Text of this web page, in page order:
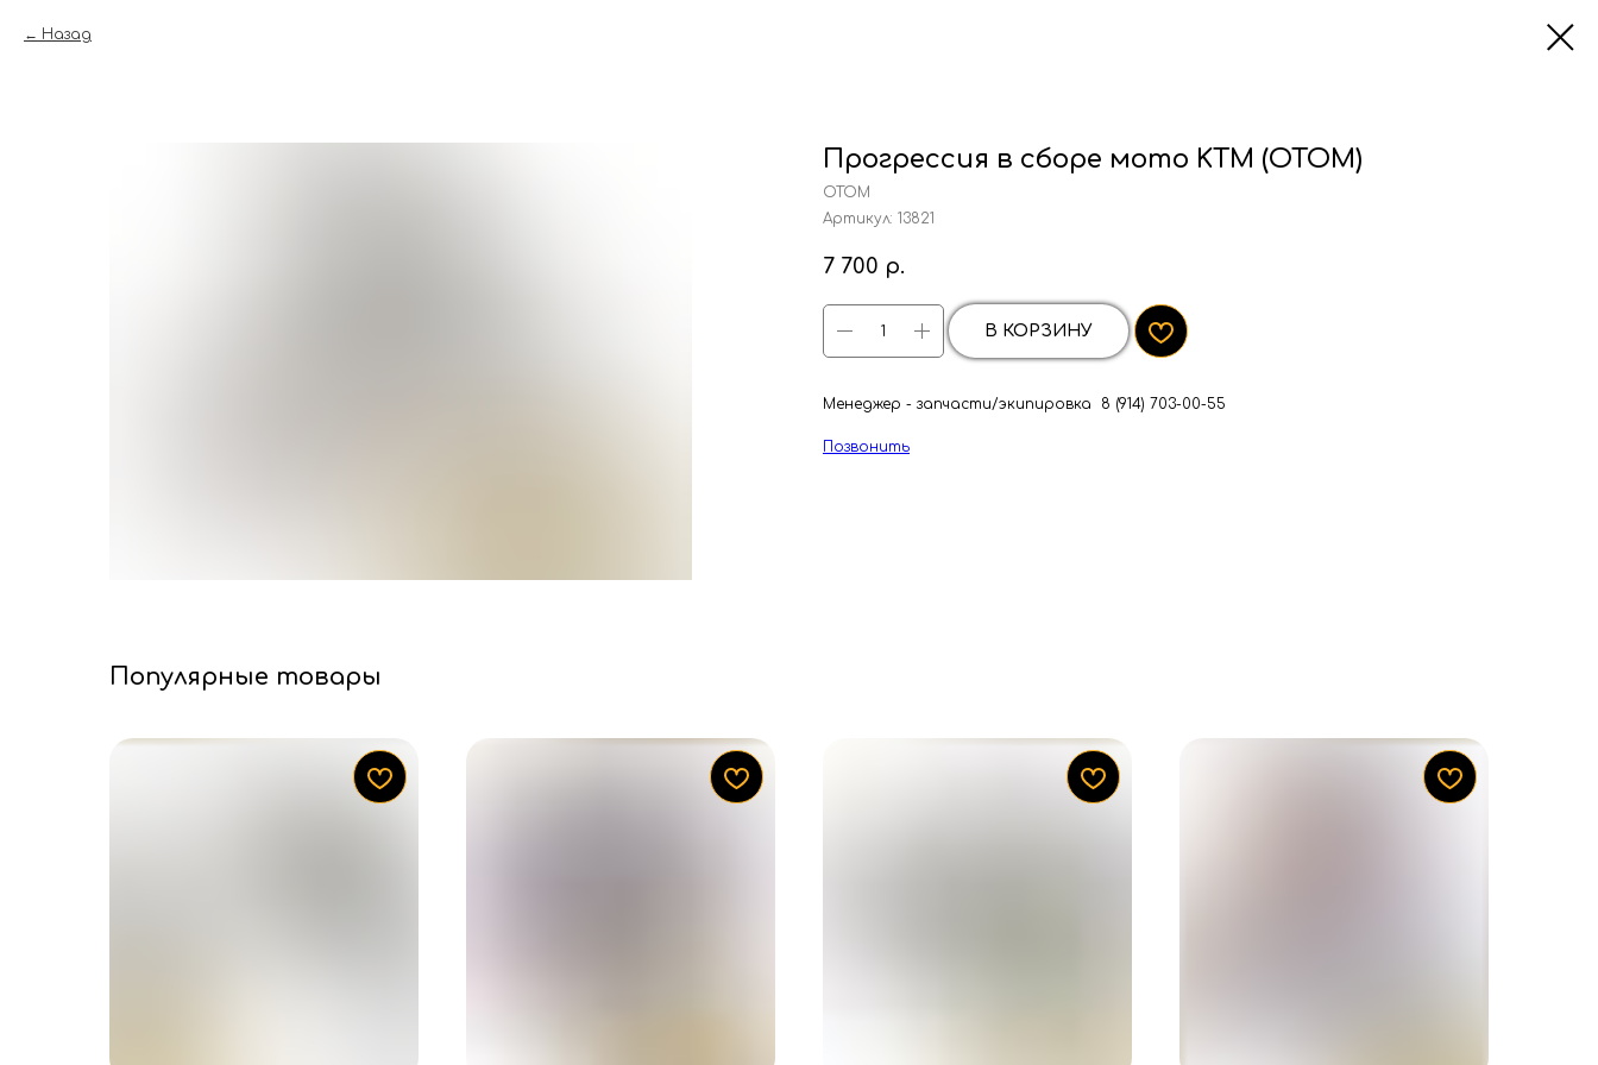
Назад
Прогрессия в сборе мото KTM (ОТОМ)
ОТОМ
Артикул: 13821
7 700 р.
В КОРЗИНУ
Менеджер - запчасти/экипировка 8 (914) 703-00-55
Позвонить
Популярные товары